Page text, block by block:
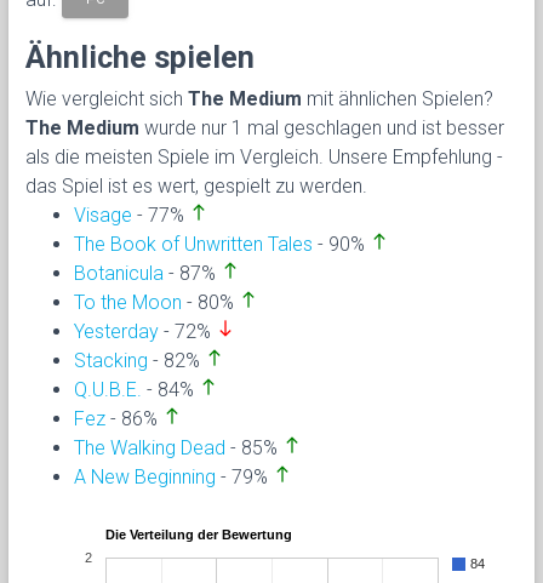
Ähnliche spielen
Wie vergleicht sich The Medium mit ähnlichen Spielen?
The Medium wurde nur 1 mal geschlagen und ist besser
als die meisten Spiele im Vergleich. Unsere Empfehlung -
das Spiel ist es wert, gespielt zu werden.
Visage - 77% north
The Book of Unwritten Tales - 90% north
Botanicula - 87% north
To the Moon - 80% north
Yesterday - 72% south
Stacking - 82% north
Q.U.B.E. - 84% north
Fez - 86% north
The Walking Dead - 85% north
A New Beginning - 79% north
Die Verteilung der Bewertung
84
2